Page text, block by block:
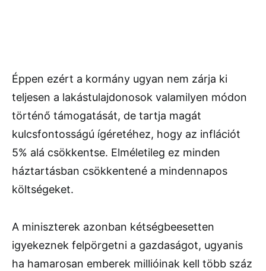
Éppen ezért a kormány ugyan nem zárja ki
teljesen a lakástulajdonosok valamilyen módon
történő támogatását, de tartja magát
kulcsfontosságú ígéretéhez, hogy az inflációt
5% alá csökkentse. Elméletileg ez minden
háztartásban csökkentené a mindennapos
költségeket.
A miniszterek azonban kétségbeesetten
igyekeznek felpörgetni a gazdaságot, ugyanis
ha hamarosan emberek millióinak kell több száz